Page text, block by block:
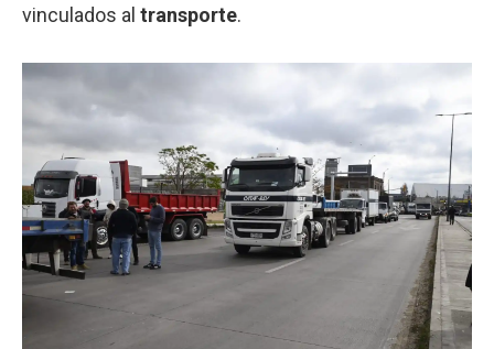
vinculados al transporte.